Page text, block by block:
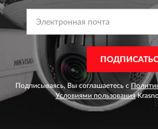
Подписываясь, Вы соглашаетесь с
Условиями пользования